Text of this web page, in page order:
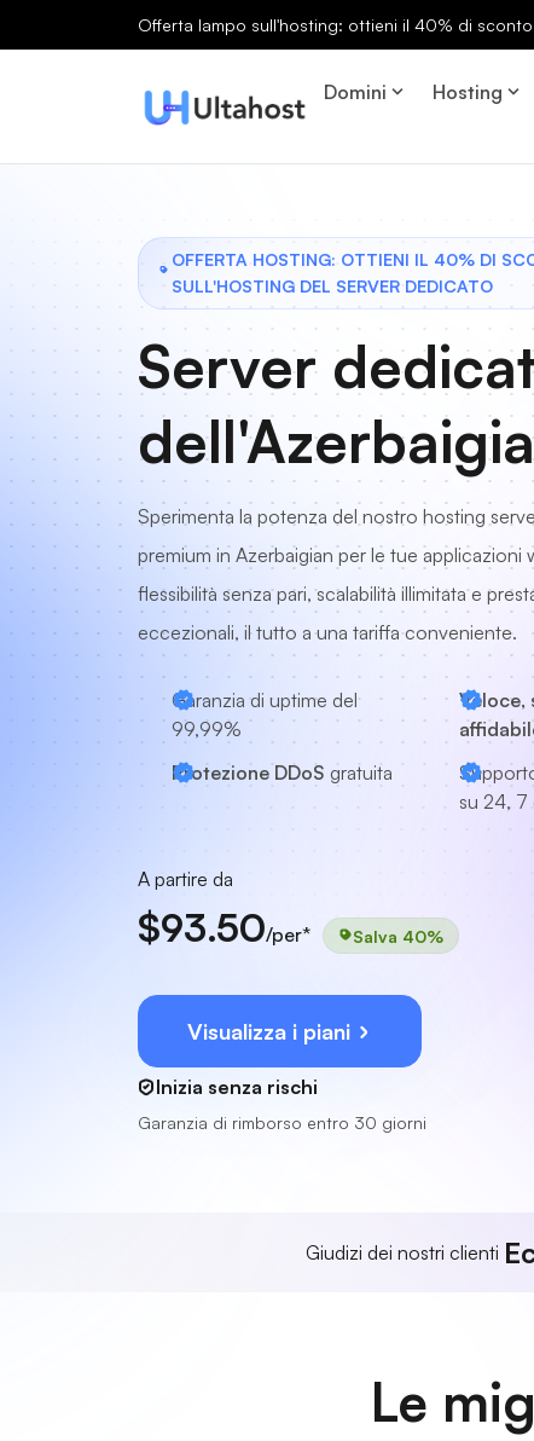
Offerta lampo sull'hosting: ottieni il 40% di
Domini Hosting
OFFERTA HOSTING: OTTIENI IL 40% DI
SULL'HOSTING DEL SERVER DEDICATO
Server
Sperimenta la potenza del nostro hosting
premium in Azerbaigian per le tue applicazioni
flessibilità senza pari, scalabilità illimitata e
eccezionali, il tutto a una tariffa conveniente.
Garanzia di uptime del
99,99%
Veloce,
Protezione DDoS gratuita
su 24, 7
A partire da
$93.50/per* Salva 40%
Visualizza i piani
Inizia senza rischi
Garanzia di rimborso entro 30 giorni
Giudizi dei nostri clienti
Le